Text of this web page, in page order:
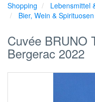
Händlerübersicht
Shopping
Lebensmittel
Bier, Wein & Spirituosen
Cuvée BRUNO
Bergerac 2022